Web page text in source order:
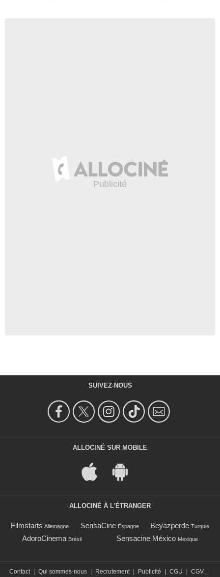
SUIVEZ-NOUS
ALLOCINÉ SUR MOBILE
ALLOCINÉ À L'ÉTRANGER
Filmstarts Allemagne SensaCine Espagne Beyazperde Turquie
AdoroCinema Brésil Sensacine México Mexique
Contact | Qui sommes-nous | Recrutement | Publicité | CGU | CGV |